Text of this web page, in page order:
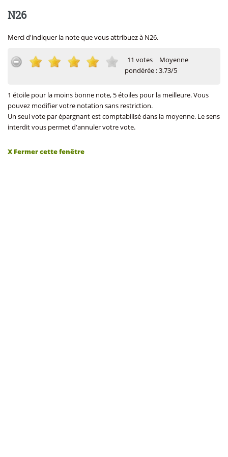
N26
Merci d'indiquer la note que vous attribuez à N26.
11 votes
Moyenne
pondérée : 3.73/5
1 étoile pour la moins bonne note, 5 étoiles pour la meilleure. Vous
pouvez modifier votre notation sans restriction.
Un seul vote par épargnant est comptabilisé dans la moyenne. Le sens
interdit vous permet d'annuler votre vote.
X Fermer cette fenêtre